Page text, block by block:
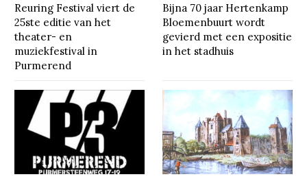
Reuring Festival viert de
25ste editie van het
theater- en
muziekfestival in
Purmerend
Bijna 70 jaar Hertenkamp
Bloemenbuurt wordt
gevierd met een expositie
in het stadhuis